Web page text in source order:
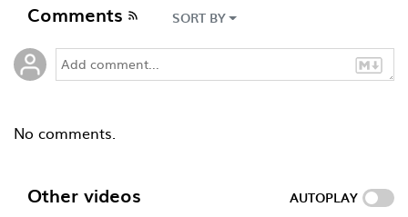
Comments SORT BY
No comments.
Other videos AUTOPLAY